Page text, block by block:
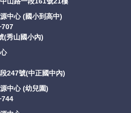
中心 (國小到高中)
(秀山國小內)
247號(中正國中內)
中心 (幼兒園)